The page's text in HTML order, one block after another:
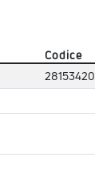
Codice
28153420